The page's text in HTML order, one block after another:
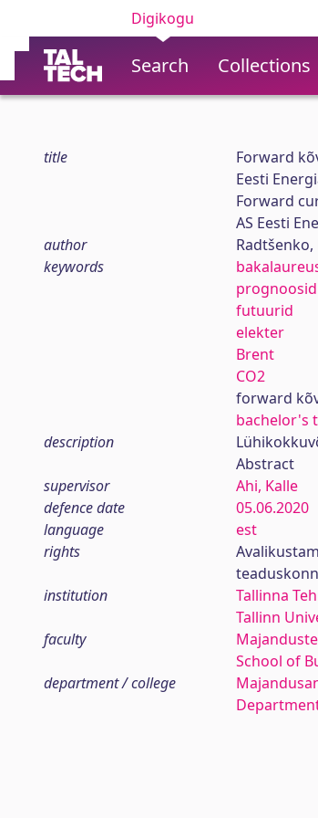
Digikogu
Search Collections
title
Forward
Eesti
Forward
AS Eesti
author
keywords
prognoosid
futuurid
elekter
Brent
CO2
forward
bachelor's
description
Abstract
supervisor
Ahi, Kalle
defence date
05.06.2020
language
est
rights
institution
Tallinna
Tallinn
faculty
School of
department / college